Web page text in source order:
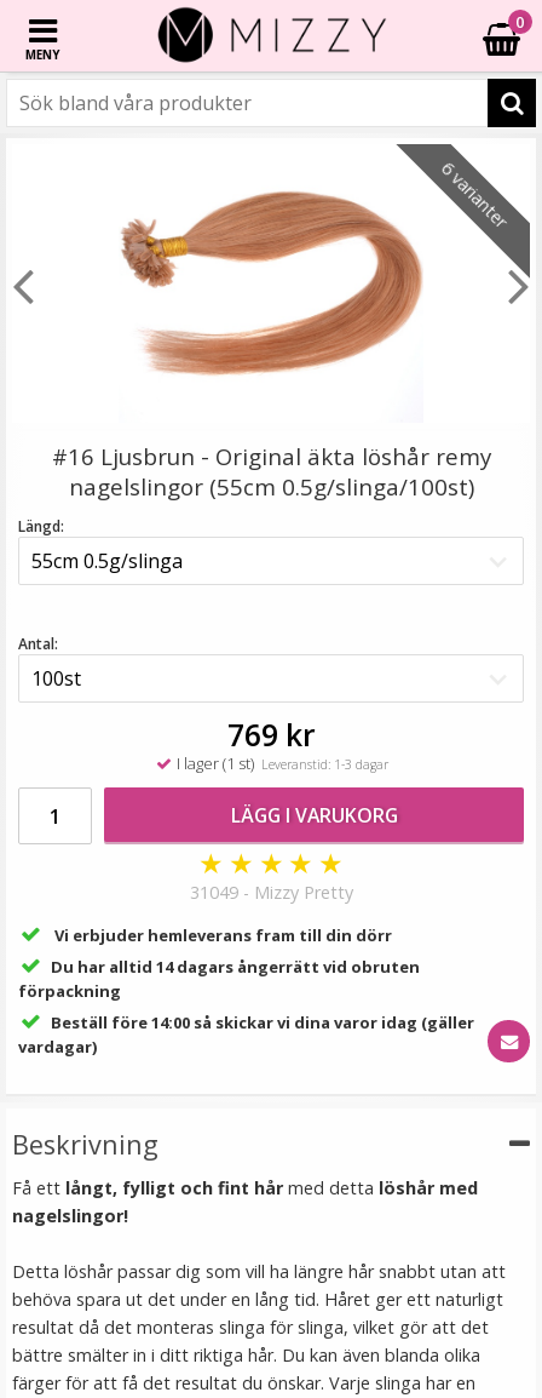
MENY
0
Rundad tång för isättning av microringar - Svart
6 varianter
6 varianter
6 varianter
6 varianter
#16 Ljusbrun - Original äkta löshår remy
nagelslingor (55cm 0.5g/slinga/100st)
Längd:
Antal:
769 kr
I lager (1 st) Leveranstid: 1-3 dagar
LÄGG I VARUKORG
★ ★ ★ ★ ★
31049 - Mizzy Pretty
Vi erbjuder hemleverans fram till din dörr
Du har alltid 14 dagars ångerrätt vid obruten
förpackning
Beställ före 14:00 så skickar vi dina varor idag (gäller
vardagar)
Beskrivning
Få ett långt, fylligt och fint hår med detta löshår med
nagelslingor!
Detta löshår passar dig som vill ha längre hår snabbt utan att
behöva spara ut det under en lång tid. Håret ger ett naturligt
resultat då det monteras slinga för slinga, vilket gör att det
bättre smälter in i ditt riktiga hår. Du kan även blanda olika
färger för att få det resultat du önskar. Varje slinga har en